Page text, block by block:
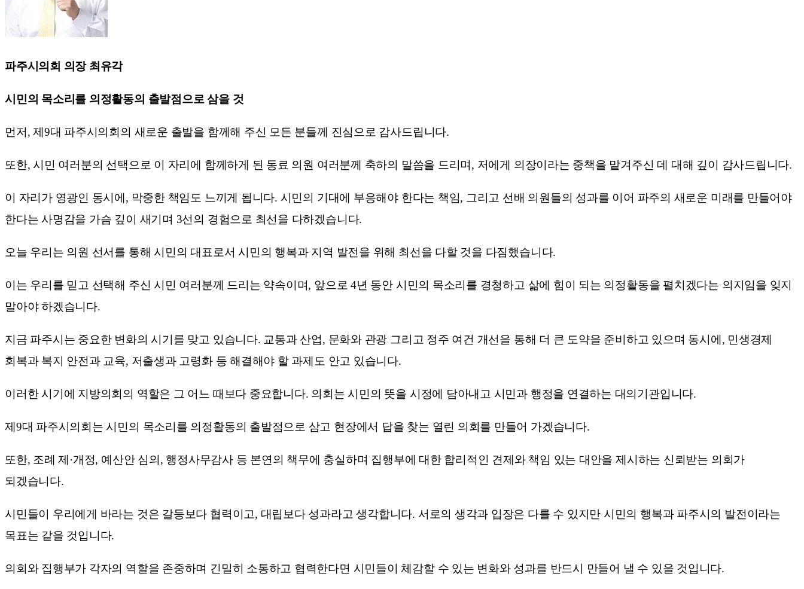
파주시의회 의장 최유각
시민의 목소리를 의정활동의 출발점으로 삼을 것
먼저, 제9대 파주시의회의 새로운 출발을 함께해 주신 모든 분들께 진심으로 감사드립니다.
또한, 시민 여러분의 선택으로 이 자리에 함께하게 된 동료 의원 여러분께 축하의 말씀을 드리며, 저에게 의장이라는 중책을 맡겨주신 데 대해 깊이 감사드립니다.
이 자리가 영광인 동시에, 막중한 책임도 느끼게 됩니다. 시민의 기대에 부응해야 한다는 책임, 그리고 선배 의원들의 성과를 이어 파주의 새로운 미래를 만들어야
한다는 사명감을 가슴 깊이 새기며 3선의 경험으로 최선을 다하겠습니다.
오늘 우리는 의원 선서를 통해 시민의 대표로서 시민의 행복과 지역 발전을 위해 최선을 다할 것을 다짐했습니다.
이는 우리를 믿고 선택해 주신 시민 여러분께 드리는 약속이며, 앞으로 4년 동안 시민의 목소리를 경청하고 삶에 힘이 되는 의정활동을 펼치겠다는 의지임을 잊지
말아야 하겠습니다.
지금 파주시는 중요한 변화의 시기를 맞고 있습니다. 교통과 산업, 문화와 관광 그리고 정주 여건 개선을 통해 더 큰 도약을 준비하고 있으며 동시에, 민생경제
회복과 복지 안전과 교육, 저출생과 고령화 등 해결해야 할 과제도 안고 있습니다.
이러한 시기에 지방의회의 역할은 그 어느 때보다 중요합니다. 의회는 시민의 뜻을 시정에 담아내고 시민과 행정을 연결하는 대의기관입니다.
제9대 파주시의회는 시민의 목소리를 의정활동의 출발점으로 삼고 현장에서 답을 찾는 열린 의회를 만들어 가겠습니다.
또한, 조례 제·개정, 예산안 심의, 행정사무감사 등 본연의 책무에 충실하며 집행부에 대한 합리적인 견제와 책임 있는 대안을 제시하는 신뢰받는 의회가
되겠습니다.
시민들이 우리에게 바라는 것은 갈등보다 협력이고, 대립보다 성과라고 생각합니다. 서로의 생각과 입장은 다를 수 있지만 시민의 행복과 파주시의 발전이라는
목표는 같을 것입니다.
의회와 집행부가 각자의 역할을 존중하며 긴밀히 소통하고 협력한다면 시민들이 체감할 수 있는 변화와 성과를 반드시 만들어 낼 수 있을 것입니다.